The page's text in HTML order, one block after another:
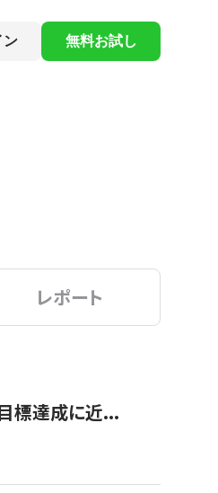
ン 無料お試し
レポート
標達成に近...